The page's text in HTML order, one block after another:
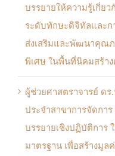
บรรยายให้ความรู้เกี่ย
ระดับทักษะดิจิทัลและก
ส่งเสริมและพัฒนาคุณ
พิเศษ ในพื้นที่นิคมสร้า
ผู้ช่วยศาสตราจารย์ ด
ประจำสาขาการจัดกา
บรรยายเชิงปฏิบัติการ
มาตรฐาน เพื่อสร้างมูล